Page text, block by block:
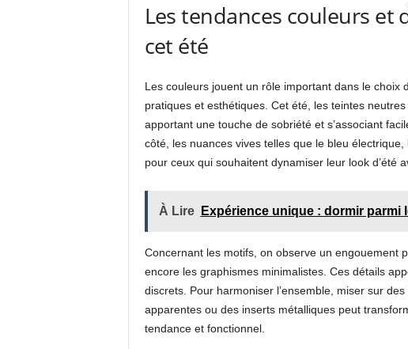
Les tendances couleurs et
cet été
Les couleurs jouent un rôle important dans le choix
pratiques et esthétiques. Cet été, les teintes
apportant une touche de sobriété et s’associant
côté, les nuances vives telles que le bleu
pour ceux qui souhaitent dynamiser leur look d’été
À Lire Expérience unique : dormir parmi
Concernant les motifs, on observe un engouement
encore les graphismes minimalistes. Ces détails
discrets. Pour harmoniser l’ensemble, miser sur
apparentes ou des inserts métalliques peut
tendance et fonctionnel.